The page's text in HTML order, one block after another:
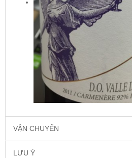
VẬN CHUYỂN
LƯU Ý